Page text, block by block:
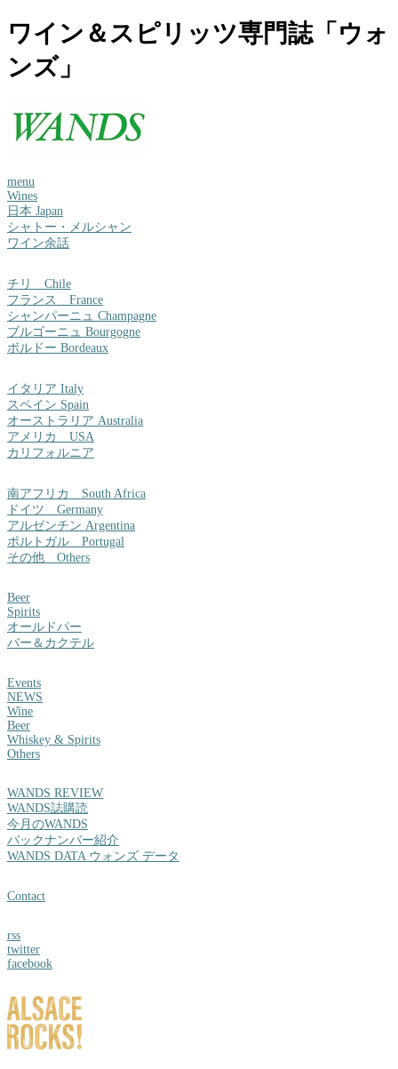
ワイン＆スピリッツ専門誌「ウォ
ンズ」
menu
Wines
日本 Japan
シャトー・メルシャン
ワイン余話
チリ Chile
フランス France
シャンパーニュ Champagne
ブルゴーニュ Bourgogne
ボルドー Bordeaux
イタリア Italy
スペイン Spain
オーストラリア Australia
アメリカ USA
カリフォルニア
南アフリカ South Africa
ドイツ Germany
アルゼンチン Argentina
ポルトガル Portugal
その他 Others
Beer
Spirits
オールドパー
バー＆カクテル
Events
NEWS
Wine
Beer
Whiskey & Spirits
Others
WANDS REVIEW
WANDS誌購読
今月のWANDS
バックナンバー紹介
WANDS DATA ウォンズ データ
Contact
rss
twitter
facebook